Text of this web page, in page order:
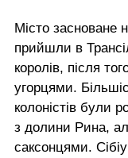
Місто засноване
прийшли в
королів, після
угорцями.
колоністів були
з долини Рина,
саксонцями.